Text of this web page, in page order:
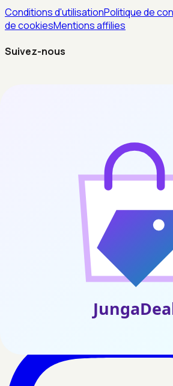
Conditions d'utilisationPolitique de
de cookiesMentions affilies
Suivez-nous